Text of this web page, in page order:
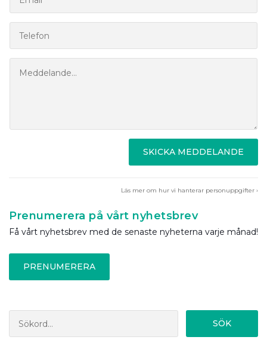
SKICKA MEDDELANDE
Läs mer om hur vi hanterar personuppgifter ›
Prenumerera på vårt nyhetsbrev
Få vårt nyhetsbrev med de senaste nyheterna varje månad!
PRENUMERERA
SÖK